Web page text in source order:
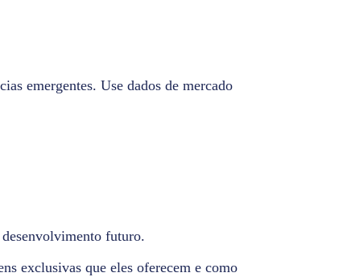
emergentes. Use dados de mercado
futuro.
exclusivas que eles oferecem e como